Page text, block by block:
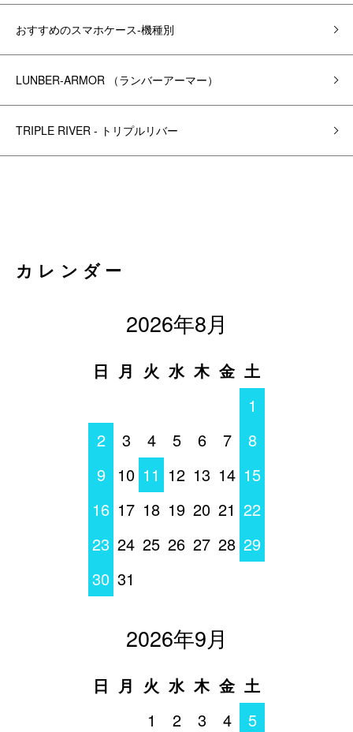
おすすめのスマホケース-機種別
LUNBER-ARMOR （ランバーアーマー）
TRIPLE RIVER - トリプルリバー
カレンダー
2026年8月
日 月 火 水 木 金 土
1
2
3 4 5 6 7
8
9
10 11 12 13 14 15
16 17 18 19 20 21 22
23 24 25 26 27 28 29
30 31
2026年9月
日 月 火 水 木 金 土
1
2 3 4
5